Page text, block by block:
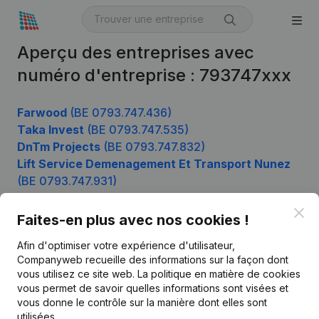
Aperçu des entreprises avec
numéro d'entreprise : 793747xxx
Farwood (BE 0793.747.436)
Taka Invest (BE 0793.747.535)
DnTm Projects (BE 0793.747.832)
Lift Service Demenagement Et Transport Nunez
(BE 0793.747.931)
Faites-en plus avec nos cookies !
Afin d'optimiser votre expérience d'utilisateur,
Companyweb recueille des informations sur la façon dont
vous utilisez ce site web. La politique en matière de cookies
vous permet de savoir quelles informations sont visées et
vous donne le contrôle sur la manière dont elles sont
utilisées.
Français
Informations d’entreprise
Monitoring